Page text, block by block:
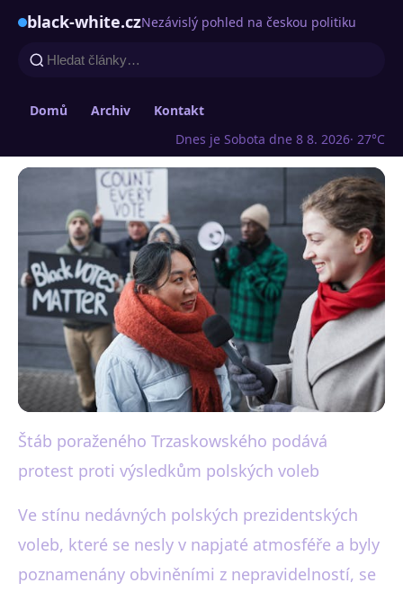
black-white.czNezávislý pohled na českou politiku
Domů Archiv
Kontakt
Dnes je Sobota dne 8 8. 2026· 27°C
black-white.cz
Trzaskowský protestuje proti
výsledkům voleb v Polsku
17. 6. 2025· 3 min čtení · Autor: Karel Černý
Štáb poraženého Trzaskowského podává
protest proti výsledkům polských voleb
Ve stínu nedávných polských prezidentských
voleb, které se nesly v napjaté atmosféře a byly
poznamenány obviněními z nepravidelností, se